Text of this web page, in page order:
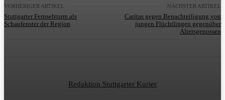
VORHERIGER ARTIKEL
Stuttgarter Fernsehturm als
Schaufenster der Region
NÄCHSTER ARTIKEL
Caritas gegen Benachteiligung von
jungen Flüchtlingen gegenüber
Altersgenossen
Redaktion Stuttgarter Kurier